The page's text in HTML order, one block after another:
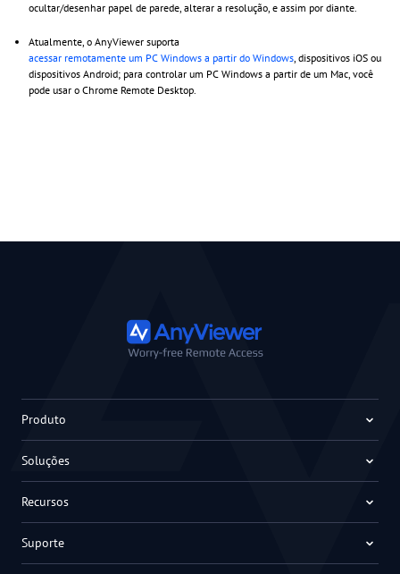
ocultar/desenhar papel de parede, alterar a resolução, e assim por diante.
Atualmente, o AnyViewer suporta
acessar remotamente um PC Windows a partir do Windows, dispositivos iOS ou
dispositivos Android; para controlar um PC Windows a partir de um Mac, você
pode usar o Chrome Remote Desktop.
Produto
Soluções
Recursos
Suporte